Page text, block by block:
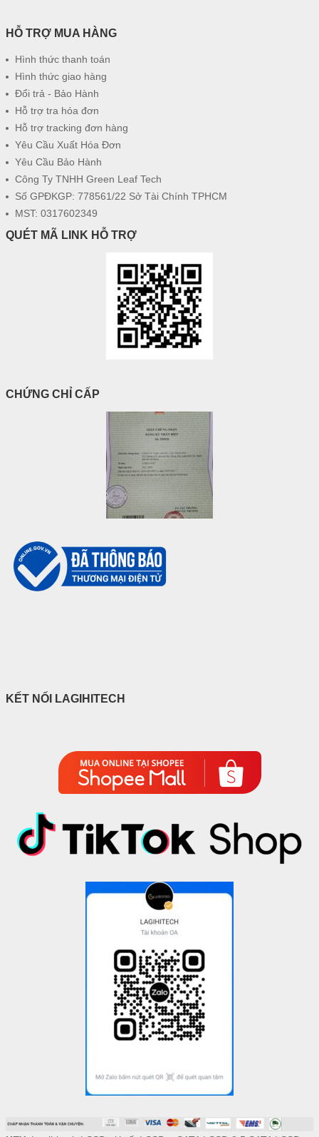
HỖ TRỢ MUA HÀNG
Hình thức thanh toán
Hình thức giao hàng
Đổi trả - Bảo Hành
Hỗ trợ tra hóa đơn
Hỗ trợ tracking đơn hàng
Yêu Cầu Xuất Hóa Đơn
Yêu Cầu Bảo Hành
Công Ty TNHH Green Leaf Tech
Số GPĐKGP: 778561/22 Sở Tài Chính TPHCM
MST: 0317602349
QUÉT MÃ LINK HỖ TRỢ
CHỨNG CHỈ CẤP
KẾT NỐI LAGIHITECH